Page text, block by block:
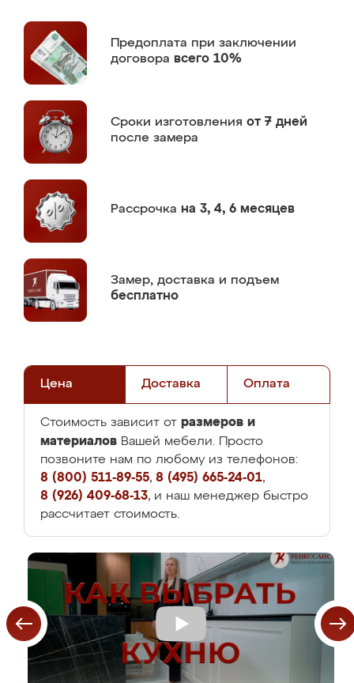
Предоплата при заключении
договора всего 10%
Сроки изготовления от 7 дней
после замера
Рассрочка на 3, 4, 6 месяцев
Замер, доставка и подъем
бесплатно
Цена Доставка Оплата
Стоимость зависит от размеров и
материалов Вашей мебели. Просто
позвоните нам по любому из телефонов:
8 (800) 511-89-55, 8 (495) 665-24-01,
8 (926) 409-68-13, и наш менеджер быстро
рассчитает стоимость.